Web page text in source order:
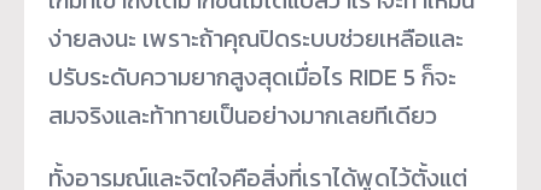
ง่ายลงนะ เพราะถ้าคุณปิดระบบช่วยเหลือและ
ปรับระดับความยากสูงสุดเมื่อไร RIDE 5 ก็จะ
สมจริงและท้าทายเป็นอย่างมากเลยทีเดียว
ทั้งอารมณ์และจิตใจคือสิ่งที่เราได้พูดไว้ตั้งแต่